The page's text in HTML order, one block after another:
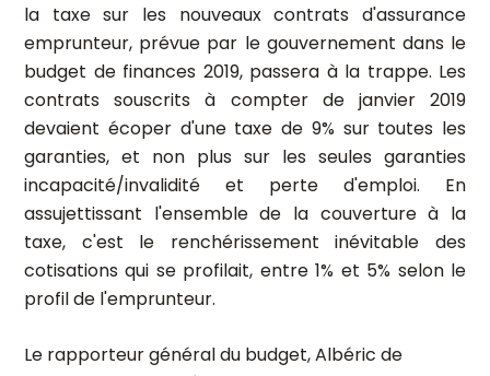
la taxe sur les nouveaux contrats d'assurance
emprunteur, prévue par le gouvernement dans le
budget de finances 2019, passera à la trappe. Les
contrats souscrits à compter de janvier 2019
devaient écoper d'une taxe de 9% sur toutes les
garanties, et non plus sur les seules garanties
incapacité/invalidité et perte d'emploi. En
assujettissant l'ensemble de la couverture à la
taxe, c'est le renchérissement inévitable des
cotisations qui se profilait, entre 1% et 5% selon le
profil de l'emprunteur.
Le rapporteur général du budget, Albéric de